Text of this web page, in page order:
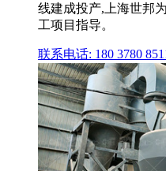
线建成投产,上海世邦
工项目指导。
联系电话: 180 3780